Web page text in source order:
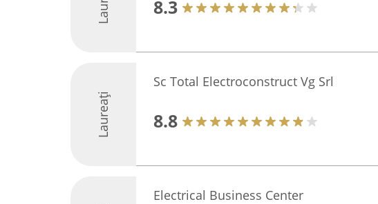
8.3
Laureați
Sc Total Electroconstruct Vg Srl
8.8
Electrical Business Center